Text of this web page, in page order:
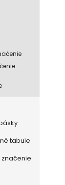
–
tabule